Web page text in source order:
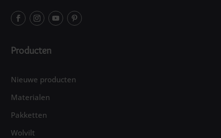
Producten
Nieuwe producten
Materialen
Pakketten
Wolvilt